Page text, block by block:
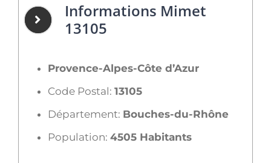
Informations Mimet
13105
Provence-Alpes-Côte d’Azur
Code Postal: 13105
Département: Bouches-du-Rhône
Population: 4505 Habitants